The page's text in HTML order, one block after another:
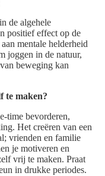
de algehele
positief effect op de
mentale helderheid
joggen in de natuur,
beweging kan
te maken?
time bevorderen,
Het creëren van een
vrienden en familie
je motiveren en
vrij te maken. Praat
in drukke periodes.